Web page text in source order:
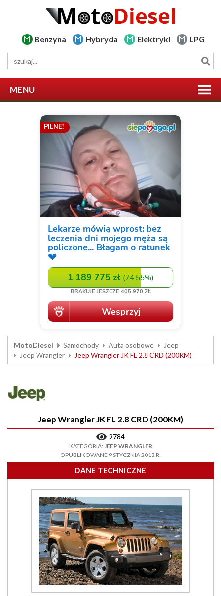
Benzyna Hybryda Elektryki LPG
MENU
MotoDiesel Samochody Auta osobowe
Jeep
Jeep Wrangler
Jeep Wrangler JK FL 2.8 CRD (200KM)
Jeep Wrangler JK FL 2.8 CRD (200KM)
9784
KATEGORIA: JEEP WRANGLER
OPUBLIKOWANE 9 STYCZNIA 2013 R.
DANE TECHNICZNE